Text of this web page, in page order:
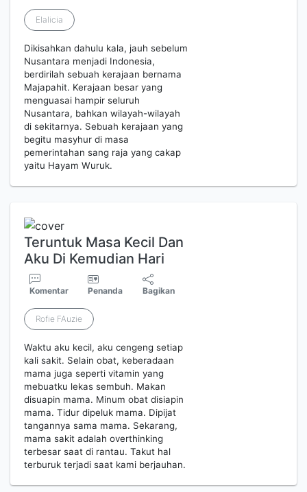
Elalicia
Dikisahkan dahulu kala, jauh sebelum
Nusantara menjadi Indonesia,
berdirilah sebuah kerajaan bernama
Majapahit. Kerajaan besar yang
menguasai hampir seluruh
Nusantara, bahkan wilayah-wilayah
di sekitarnya. Sebuah kerajaan yang
begitu masyhur di masa
pemerintahan sang raja yang cakap
yaitu Hayam Wuruk.
Teruntuk Masa Kecil Dan
Aku Di Kemudian Hari
Komentar Penanda Bagikan
Rofie FAuzie
Waktu aku kecil, aku cengeng setiap
kali sakit. Selain obat, keberadaan
mama juga seperti vitamin yang
mebuatku lekas sembuh. Makan
disuapin mama. Minum obat disiapin
mama. Tidur dipeluk mama. Dipijat
tangannya sama mama. Sekarang,
mama sakit adalah overthinking
terbesar saat di rantau. Takut hal
terburuk terjadi saat kami berjauhan.